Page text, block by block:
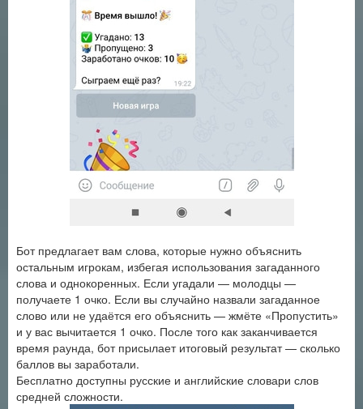
Бот предлагает вам слова, которые нужно объяснить
остальным игрокам, избегая использования загаданного
слова и однокоренных. Если угадали — молодцы —
получаете 1 очко. Если вы случайно назвали загаданное
слово или не удаётся его объяснить — жмёте «Пропустить»
и у вас вычитается 1 очко. После того как заканчивается
время раунда, бот присылает итоговый результат — сколько
баллов вы заработали.
Бесплатно доступны русские и английские словари слов
средней сложности.